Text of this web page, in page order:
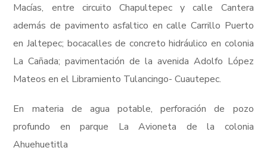
Macías, entre circuito Chapultepec y calle Cantera
además de pavimento asfaltico en calle Carrillo Puerto
en Jaltepec; bocacalles de concreto hidráulico en colonia
La Cañada; pavimentación de la avenida Adolfo López
Mateos en el Libramiento Tulancingo- Cuautepec.
En materia de agua potable, perforación de pozo
profundo en parque La Avioneta de la colonia
Ahuehuetitla